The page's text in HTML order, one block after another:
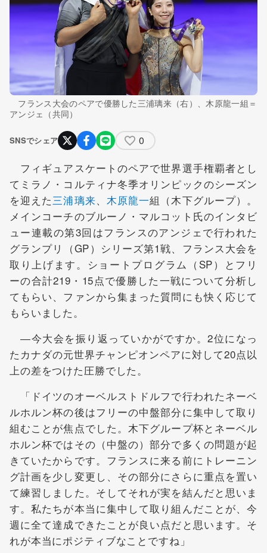
フランス大会のペアで優勝した三浦璃来（右）、木原龍一組＝
アンジェ（共同）
SNSでシェア 0
フィギュアスケートのペアで世界選手権覇者とし
てミラノ・コルティナ冬季オリンピックのシーズン
を迎えた三浦璃来、 木原龍一組（木下グループ）。
メインコーチのブルーノ・マルコット氏のインタビ
ュー連載の第3回はフランスのアンジェで行われた
グランプリ（GP）シリーズ第1戦、フランス大会を
取り上げます。ショートプログラム（SP）とフリ
ーの合計219・15点で優勝した一戦について分析し
てもらい、ファンから集まった質問にも快く応じて
もらいました。
―今大会を振り返っていかがですか。2位になっ
たカナダの元世界チャンピオンペアに対して20点以
上の差をつけた圧勝でした。
「ドイツのオーベルストドルフで行われたネーベ
ルホルン杯の後はフリーの中盤部分に集中して取り
組むことが焦点でした。木下グループ杯とネーベル
ホルン杯ではその（中盤の）部分で多くの問題が起
きていたからです。フランスに来る前にトレーニン
グ計画を少し変更し、その部分にさらに重点を置い
て練習しました。そしてそれが実を結んだと思いま
す。私たちが本当に集中して取り組んだことが、今
週に全て達成できたことが良い点だと思います。そ
れが本当にポジティブなことですね」